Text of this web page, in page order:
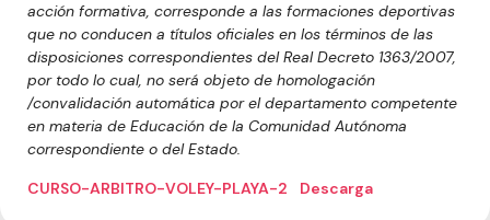
acción formativa, corresponde a las formaciones deportivas
que no conducen a títulos oficiales en los términos de las
disposiciones correspondientes del Real Decreto 1363/2007,
por todo lo cual, no será objeto de homologación
/convalidación automática por el departamento competente
en materia de Educación de la Comunidad Autónoma
correspondiente o del Estado.
CURSO-ARBITRO-VOLEY-PLAYA-2
Descarga